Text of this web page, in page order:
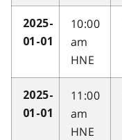
2025-
01-01
10:00
am
HNE
2025-
01-01
11:00
am
HNE